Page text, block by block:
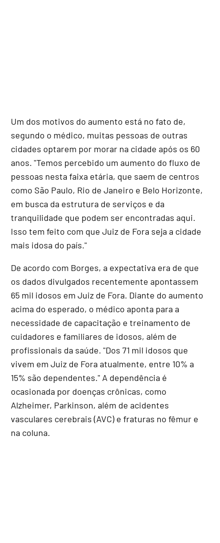
Um dos motivos do aumento está no fato de,
segundo o médico, muitas pessoas de outras
cidades optarem por morar na cidade após os 60
anos. "Temos percebido um aumento do fluxo de
pessoas nesta faixa etária, que saem de centros
como São Paulo, Rio de Janeiro e Belo Horizonte,
em busca da estrutura de serviços e da
tranquilidade que podem ser encontradas aqui.
Isso tem feito com que Juiz de Fora seja a cidade
mais idosa do país."
De acordo com Borges, a expectativa era de que
os dados divulgados recentemente apontassem
65 mil idosos em Juiz de Fora. Diante do aumento
acima do esperado, o médico aponta para a
necessidade de capacitação e treinamento de
cuidadores e familiares de idosos, além de
profissionais da saúde. "Dos 71 mil idosos que
vivem em Juiz de Fora atualmente, entre 10% a
15% são dependentes." A dependência é
ocasionada por doenças crônicas, como
Alzheimer, Parkinson, além de acidentes
vasculares cerebrais (AVC) e fraturas no fêmur e
na coluna.